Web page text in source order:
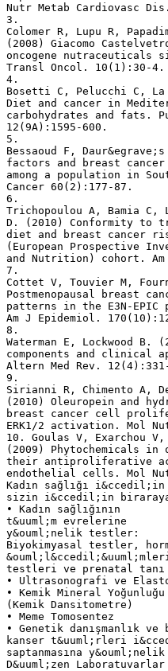
Nutr Metab Cardiovasc
3.
Colomer R, Lupu R,
(2008) Giacomo
oncogene nutraceuticals
Transl Oncol. 10(1):30-4.
4.
Bosetti C, Pelucchi C, La
Diet and cancer in
carbohydrates and fats.
12(9A):1595-600.
5.
Bessaoud F,
factors and breast
among a population in
Cancer 60(2):177-87.
6.
Trichopoulou A, Bamia C,
D. (2010) Conformity to
diet and breast cancer
(European Prospective
and Nutrition) cohort.
7.
Cottet V, Touvier M,
Postmenopausal breast
patterns in the E3N-
Am J Epidemiol.
8.
Waterman E, Lockwood B.
components and
Altern Med Rev.
9.
Sirianni R, Chimento A,
(2010) Oleuropein and
breast cancer cell
ERK1/2 activation. Mol
10. Goulas V, Exarchou
(2009) Phytochemicals
their antiproliferative
endothelial cells. Mol
Kadın sağlığı
sizin i&ccedil;in
• Kadın sağlığının
t&uuml;m evrelerine
y&ouml;nelik testler:
Biyokimyasal testler,
testleri ve prenatal tanı
• Ultrasonografi ve
• Kemik Mineral
(Kemik Dansitometre)
• Meme Tomosentez
• Genetik danışmanlık
kanser t&uuml;rleri
saptanmasına
D&uuml;zen Laboratuvarlar